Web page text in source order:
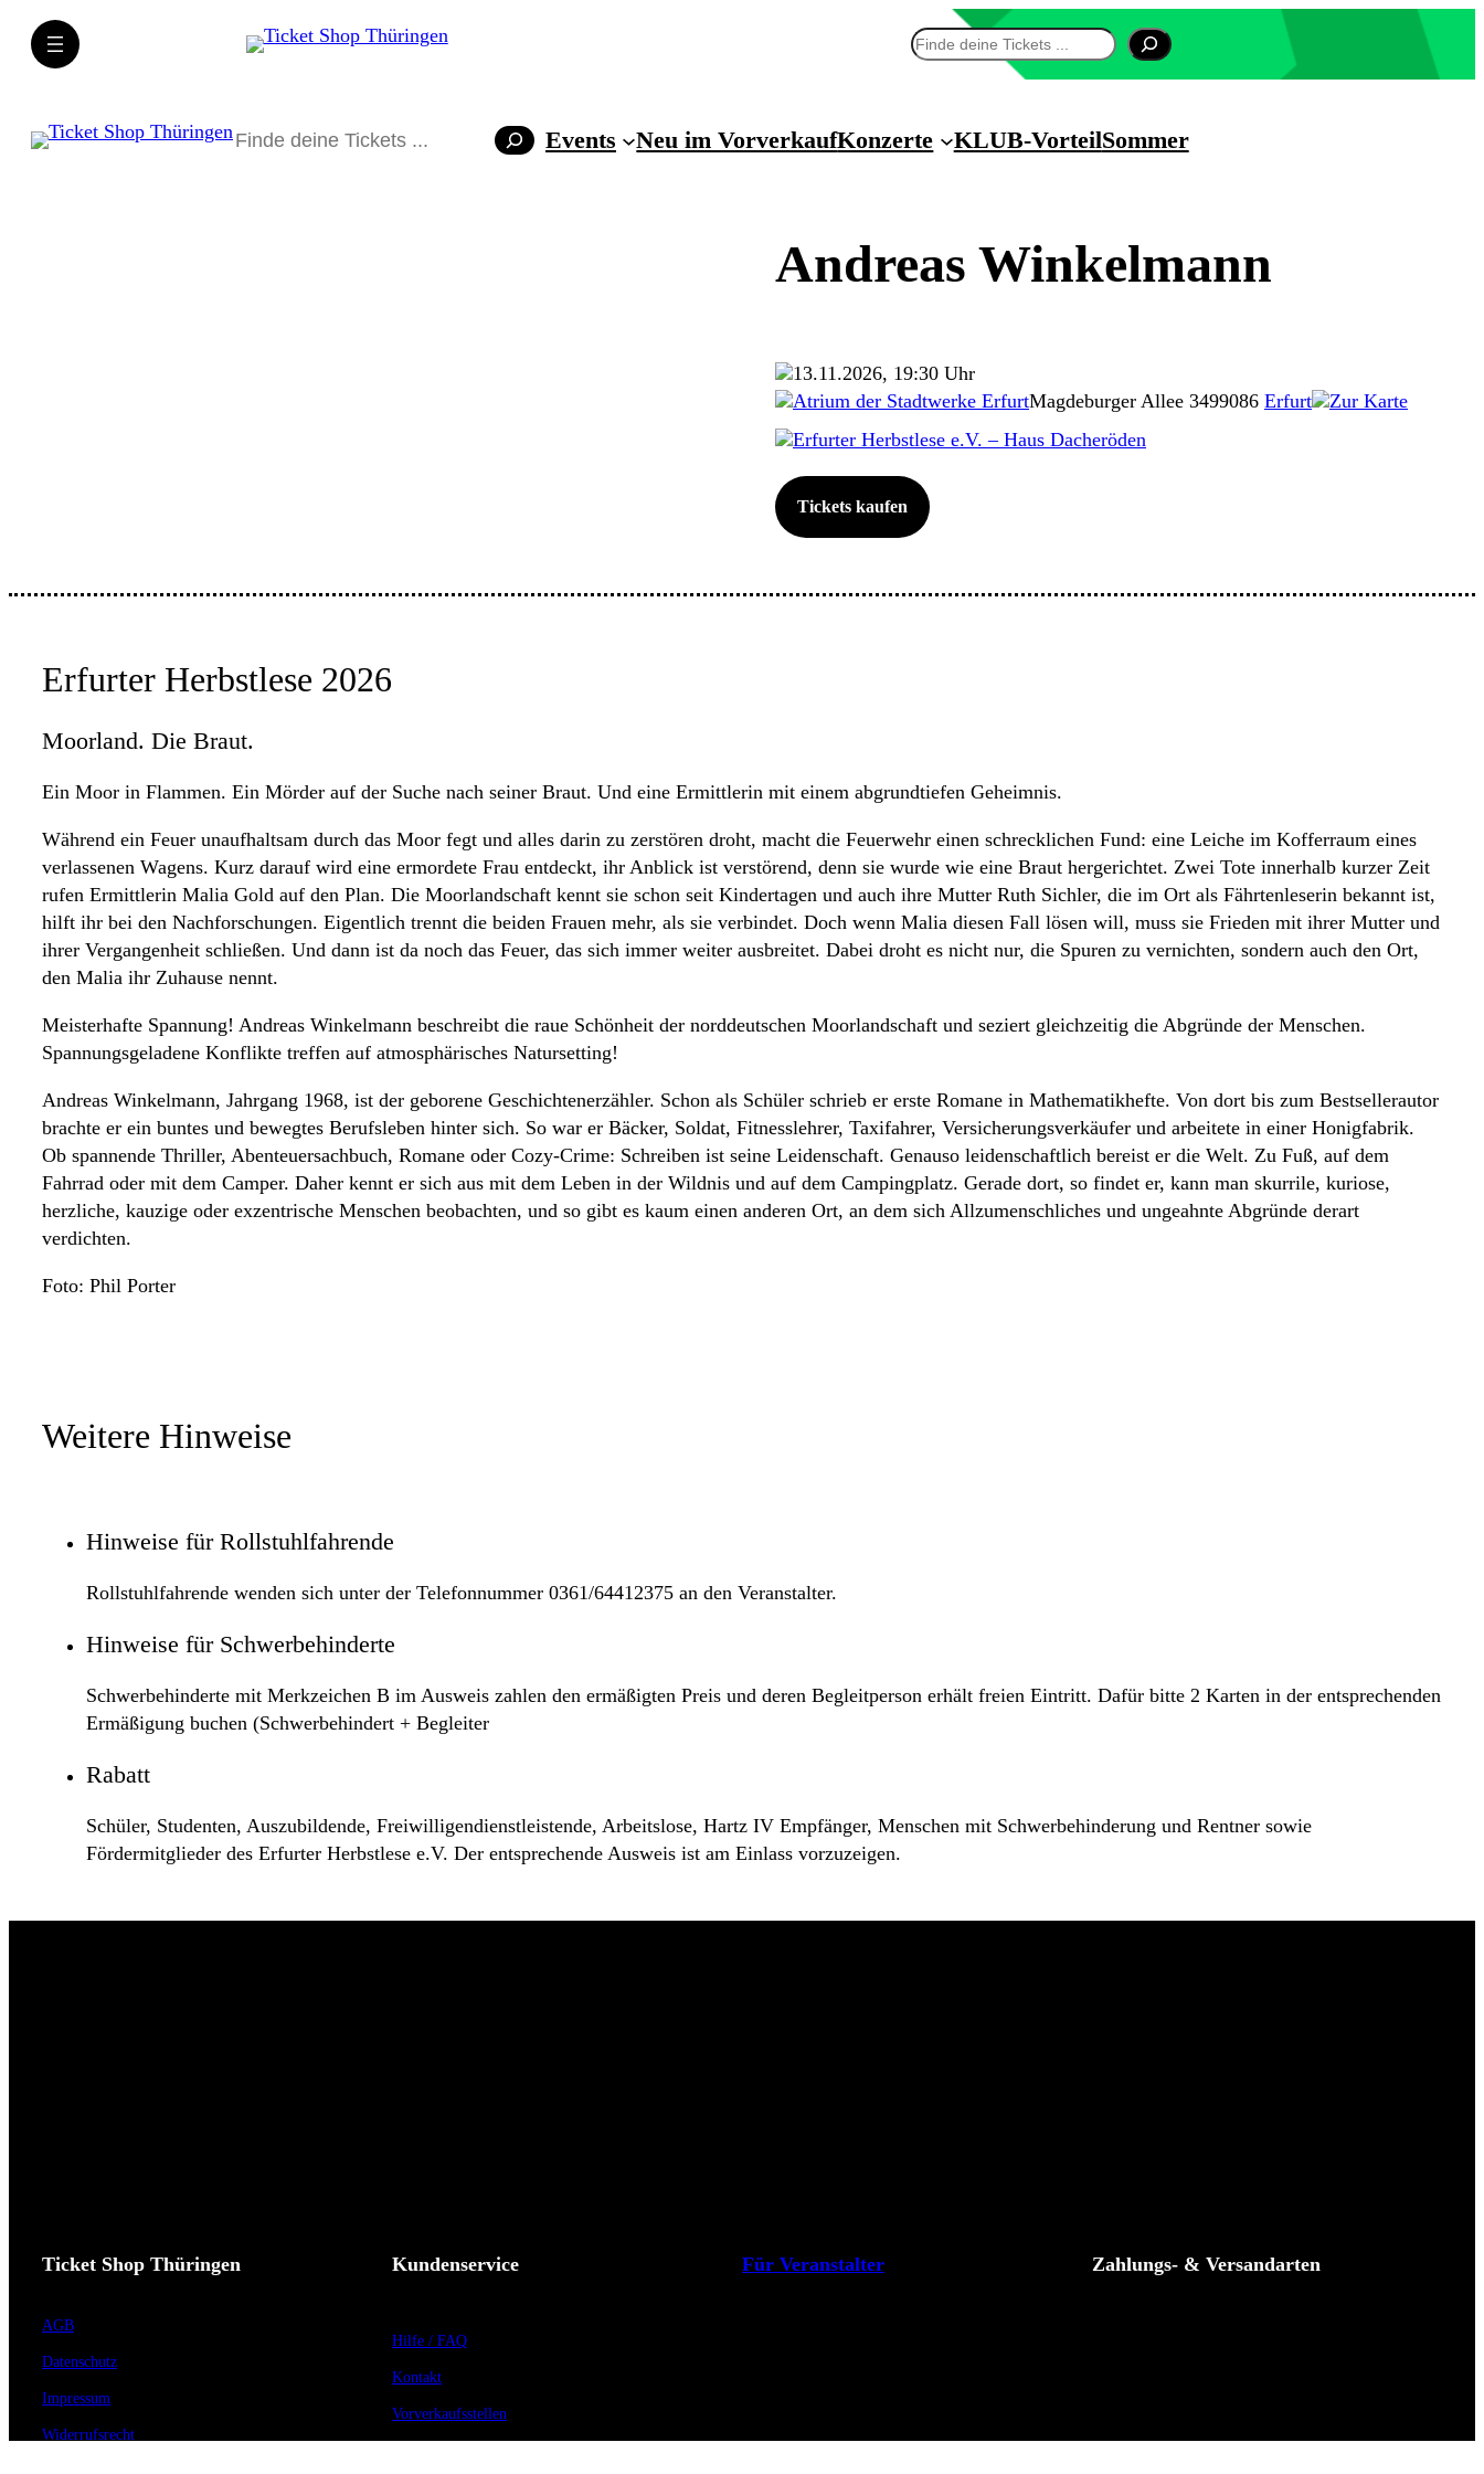
Suchen
Suchen Events Neu im VorverkaufKonzerte KLUB-VorteilSommer
Andreas Winkelmann
13.11.2026, 19:30 Uhr
Atrium der Stadtwerke ErfurtMagdeburger Allee 3499086 Erfurt
Zur Karte
Erfurter Herbstlese e.V. – Haus Dacheröden
Tickets kaufen
Erfurter Herbstlese 2026
Moorland. Die Braut.
Ein Moor in Flammen. Ein Mörder auf der Suche nach seiner Braut. Und eine Ermittlerin mit einem abgrundtiefen Geheimnis.
Während ein Feuer unaufhaltsam durch das Moor fegt und alles darin zu zerstören droht, macht die Feuerwehr einen schrecklichen Fund: eine Leiche im Kofferraum eines
verlassenen Wagens. Kurz darauf wird eine ermordete Frau entdeckt, ihr Anblick ist verstörend, denn sie wurde wie eine Braut hergerichtet. Zwei Tote innerhalb kurzer Zeit
rufen Ermittlerin Malia Gold auf den Plan. Die Moorlandschaft kennt sie schon seit Kindertagen und auch ihre Mutter Ruth Sichler, die im Ort als Fährtenleserin bekannt ist,
hilft ihr bei den Nachforschungen. Eigentlich trennt die beiden Frauen mehr, als sie verbindet. Doch wenn Malia diesen Fall lösen will, muss sie Frieden mit ihrer Mutter und
ihrer Vergangenheit schließen. Und dann ist da noch das Feuer, das sich immer weiter ausbreitet. Dabei droht es nicht nur, die Spuren zu vernichten, sondern auch den Ort,
den Malia ihr Zuhause nennt.
Meisterhafte Spannung! Andreas Winkelmann beschreibt die raue Schönheit der norddeutschen Moorlandschaft und seziert gleichzeitig die Abgründe der Menschen.
Spannungsgeladene Konflikte treffen auf atmosphärisches Natursetting!
Andreas Winkelmann, Jahrgang 1968, ist der geborene Geschichtenerzähler. Schon als Schüler schrieb er erste Romane in Mathematikhefte. Von dort bis zum Bestsellerautor
brachte er ein buntes und bewegtes Berufsleben hinter sich. So war er Bäcker, Soldat, Fitnesslehrer, Taxifahrer, Versicherungsverkäufer und arbeitete in einer Honigfabrik.
Ob spannende Thriller, Abenteuersachbuch, Romane oder Cozy-Crime: Schreiben ist seine Leidenschaft. Genauso leidenschaftlich bereist er die Welt. Zu Fuß, auf dem
Fahrrad oder mit dem Camper. Daher kennt er sich aus mit dem Leben in der Wildnis und auf dem Campingplatz. Gerade dort, so findet er, kann man skurrile, kuriose,
herzliche, kauzige oder exzentrische Menschen beobachten, und so gibt es kaum einen anderen Ort, an dem sich Allzumenschliches und ungeahnte Abgründe derart
verdichten.
Foto: Phil Porter
Weitere Hinweise
Hinweise für Rollstuhlfahrende
Rollstuhlfahrende wenden sich unter der Telefonnummer 0361/64412375 an den Veranstalter.
Hinweise für Schwerbehinderte
Schwerbehinderte mit Merkzeichen B im Ausweis zahlen den ermäßigten Preis und deren Begleitperson erhält freien Eintritt. Dafür bitte 2 Karten in der entsprechenden
Ermäßigung buchen (Schwerbehindert + Begleiter
Rabatt
Schüler, Studenten, Auszubildende, Freiwilligendienstleistende, Arbeitslose, Hartz IV Empfänger, Menschen mit Schwerbehinderung und Rentner sowie
Fördermitglieder des Erfurter Herbstlese e.V. Der entsprechende Ausweis ist am Einlass vorzuzeigen.
Ticket Shop Thüringen
AGB
Datenschutz
Impressum
Widerrufsrecht
Kundenservice
Hilfe / FAQ
Kontakt
Vorverkaufsstellen
Für Veranstalter Zahlungs- & Versandarten